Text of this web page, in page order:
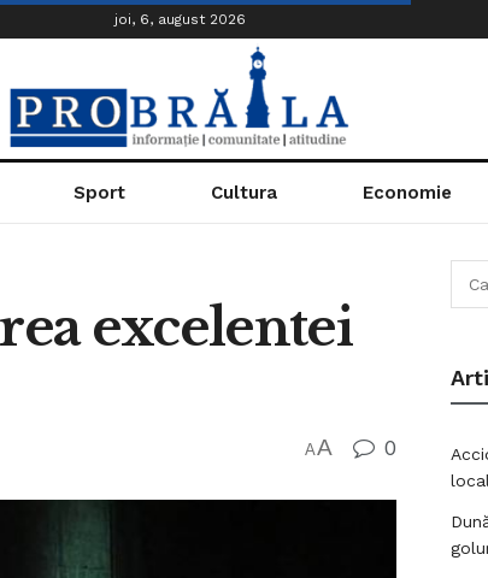
joi, 6, august 2026
Sport Cultura Economie
excelentei
AA 0